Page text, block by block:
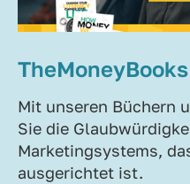
Mit unseren Büchern
Sie die
Marketingsystems,
ausgerichtet ist.